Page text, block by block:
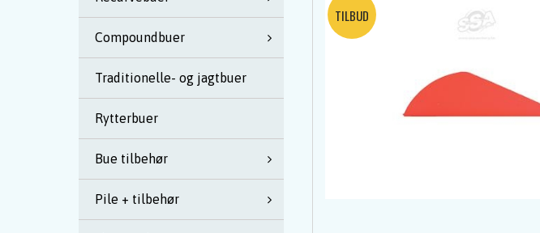
Compoundbuer
Traditionelle- og jagtbuer
Rytterbuer
Bue tilbehør
Pile + tilbehør